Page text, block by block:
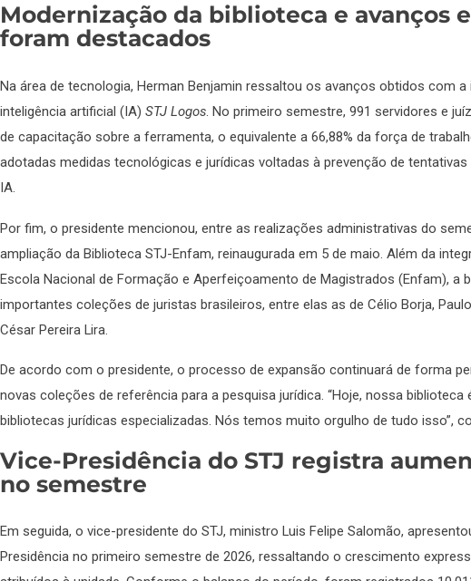
Modernização da biblioteca e avanços
foram destacados
Na área de tecnologia, Herman Benjamin ressaltou os avanços obtidos com
inteligência artificial (IA) STJ Logos. No primeiro semestre, 991 servidores e
de capacitação sobre a ferramenta, o equivalente a 66,88% da força de
adotadas medidas tecnológicas e jurídicas voltadas à prevenção de tentativas
IA.
Por fim, o presidente mencionou, entre as realizações administrativas do
ampliação da Biblioteca STJ-Enfam, reinaugurada em 5 de maio. Além da
Escola Nacional de Formação e Aperfeiçoamento de Magistrados (Enfam), a
importantes coleções de juristas brasileiros, entre elas as de Célio Borja,
César Pereira Lira.
De acordo com o presidente, o processo de expansão continuará de forma
novas coleções de referência para a pesquisa jurídica. “Hoje, nossa biblioteca
bibliotecas jurídicas especializadas. Nós temos muito orgulho de tudo isso”,
Vice-Presidência do STJ registra
no semestre
Em seguida, o vice-presidente do STJ, ministro Luis Felipe Salomão,
Presidência no primeiro semestre de 2026, ressaltando o crescimento